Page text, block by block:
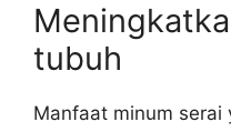
tubuh
Manfaat minum